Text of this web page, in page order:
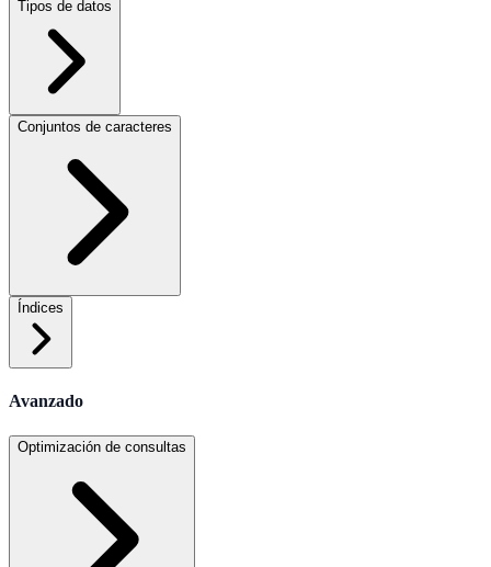
Tipos de datos
Conjuntos de caracteres
Índices
Avanzado
Optimización de consultas